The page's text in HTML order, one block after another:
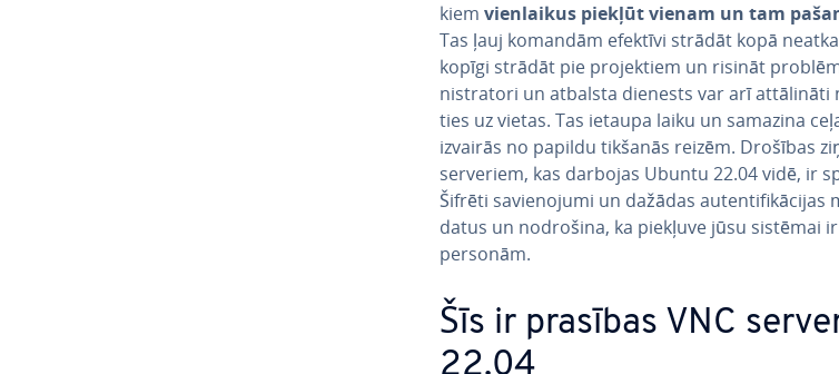
kiem vien­lai­kus piekļūt vienam un tam
Tas ļauj komandām efektīvi strādāt kopā
kopīgi strādāt pie pro­jek­tiem un risināt
nis­tra­to­ri un atbalsta dienests var arī
ties uz vietas. Tas ietaupa laiku un samazina
izvairās no papildu tikšanās reizēm. Drošības
serveriem, kas darbojas Ubuntu 22.04 vidē, ir
Šifrēti sa­vie­no­ju­mi un dažādas au­ten­ti­fi­kā­ci­jas
datus un nodrošina, ka piekļuve jūsu sistēmai
personām.
Šīs ir prasības VNC
22.04